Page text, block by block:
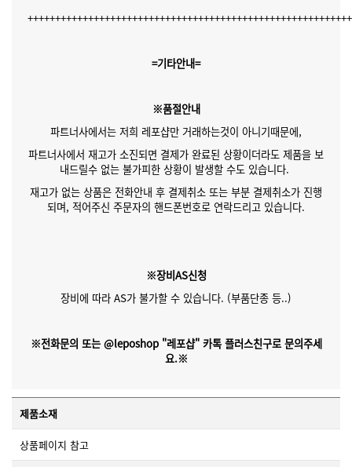
=기타안내=
※품절안내
파트너사에서는 저희 레포샵만 거래하는것이 아니기때문에,
파트너사에서 재고가 소진되면 결제가 완료된 상황이더라도 제품을 보
내드릴수 없는 불가피한 상황이 발생할 수도 있습니다.
재고가 없는 상품은 전화안내 후 결제취소 또는 부분 결제취소가 진행
되며, 적어주신 주문자의 핸드폰번호로 연락드리고 있습니다.
※장비AS신청
장비에 따라 AS가 불가할 수 있습니다. (부품단종 등..)
※전화문의 또는 @leposhop "레포샵" 카톡 플러스친구로 문의주세
요.※
제품소재
상품페이지 참고